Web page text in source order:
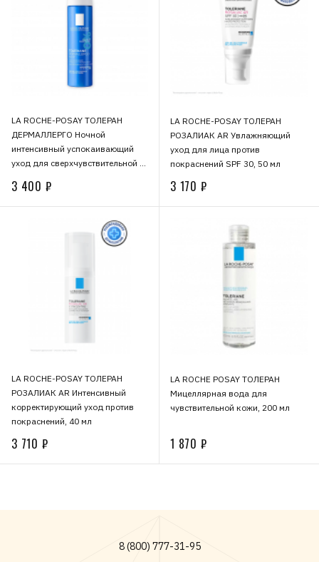
LA ROCHE-POSAY ТОЛЕРАН
ДЕРМАЛЛЕРГО Ночной
интенсивный успокаивающий
уход для сверхчувствительной и
3 400 ₽
LA ROCHE-POSAY ТОЛЕРАН
РОЗАЛИАК AR Увлажняющий
уход для лица против
покраснений SPF 30, 50 мл
3 170 ₽
LA ROCHE-POSAY ТОЛЕРАН
РОЗАЛИАК AR Интенсивный
корректирующий уход против
покраснений, 40 мл
3 710 ₽
LA ROCHE POSAY ТОЛЕРАН
Мицеллярная вода для
чувствительной кожи, 200 мл
1 870 ₽
8 (800) 777-31-95